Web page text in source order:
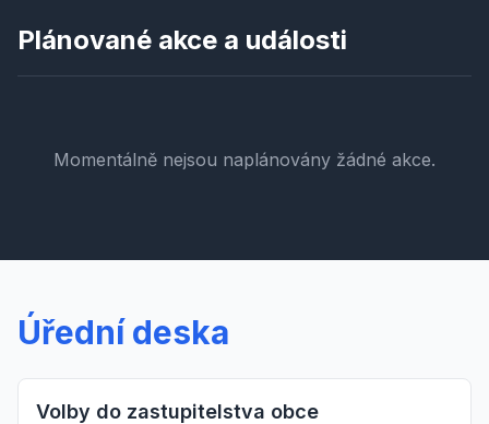
Plánované akce a události
Momentálně nejsou naplánovány žádné akce.
Úřední deska
Volby do zastupitelstva obce